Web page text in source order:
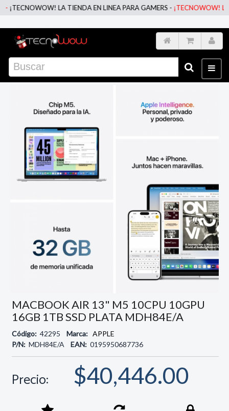
LA TIENDA EN LINEA PARA GAMERS -¡TECNOWOW! LA
MACBOOK AIR 13" M5 10CPU 10GPU
16GB 1TB SSD PLATA MDH84E/A
Código: 42295 Marca: APPLE
P/N: MDH84E/A EAN: 0195950687736
Precio: $40,446.00